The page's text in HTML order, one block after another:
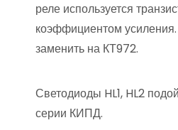
реле используется
коэффициентом
заменить на КТ972.
Светодиоды HL1, HL2
серии КИПД.